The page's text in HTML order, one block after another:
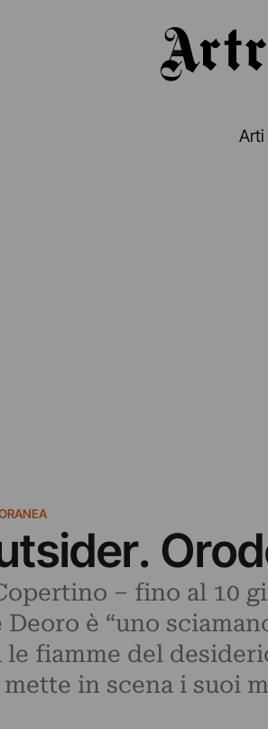
Arti
‒ fino al 10
è “uno
fiamme del
in scena i suoi